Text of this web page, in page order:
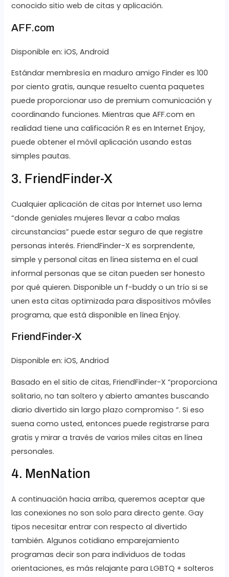
conocido sitio web de citas y aplicación.
AFF.com
Disponible en: iOS, Android
Estándar membresía en maduro amigo Finder es 100
por ciento gratis, aunque resuelto cuenta paquetes
puede proporcionar uso de premium comunicación y
coordinando funciones. Mientras que AFF.com en
realidad tiene una calificación R es en Internet Enjoy,
puede obtener el móvil aplicación usando estas
simples pautas.
3. FriendFinder-X
Cualquier aplicación de citas por Internet uso lema
“donde geniales mujeres llevar a cabo malas
circunstancias” puede estar seguro de que registre
personas interés. FriendFinder-X es sorprendente,
simple y personal citas en línea sistema en el cual
informal personas que se citan pueden ser honesto
por qué quieren. Disponible un f-buddy o un trío si se
unen esta citas optimizada para dispositivos móviles
programa, que está disponible en línea Enjoy.
FriendFinder-X
Disponible en: iOS, Andriod
Basado en el sitio de citas, FriendFinder-X “proporciona
solitario, no tan soltero y abierto amantes buscando
diario divertido sin largo plazo compromiso “. Si eso
suena como usted, entonces puede registrarse para
gratis y mirar a través de varios miles citas en línea
personales.
4. MenNation
A continuación hacia arriba, queremos aceptar que
las conexiones no son solo para directo gente. Gay
tipos necesitar entrar con respecto al divertido
también. Algunos cotidiano emparejamiento
programas decir son para individuos de todas
orientaciones, es más relajante para LGBTQ + solteros